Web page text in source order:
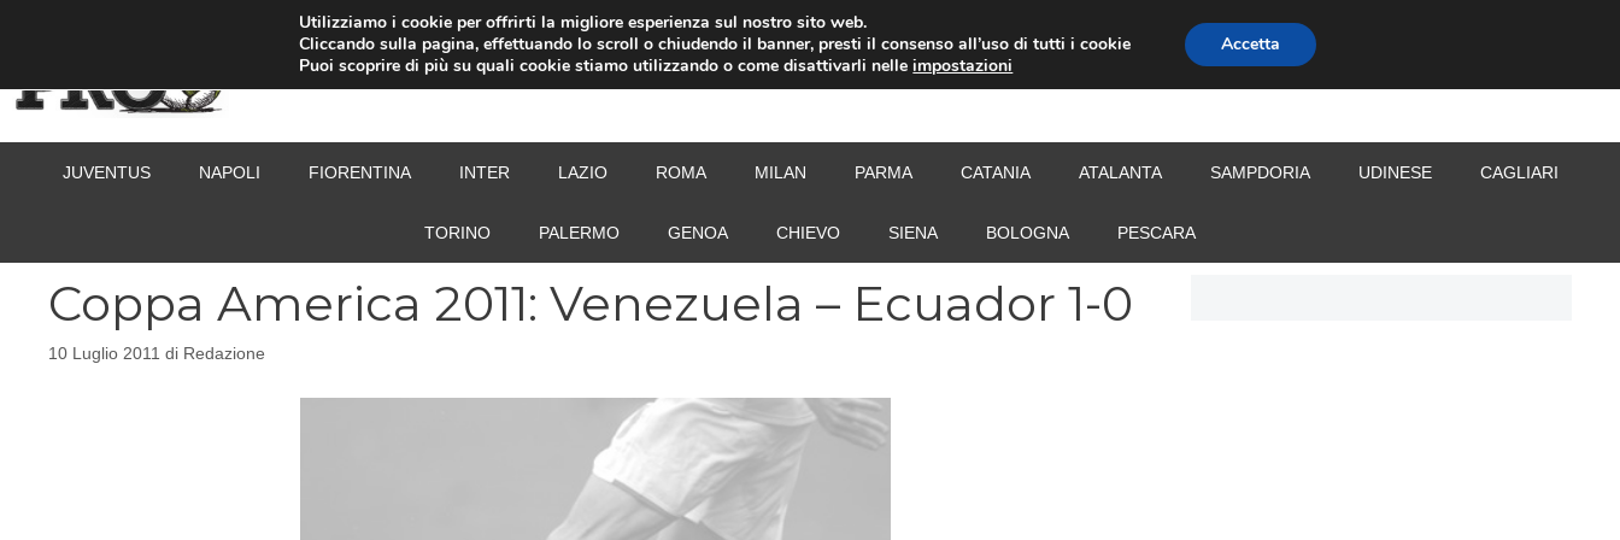
CALCIOMERCATO
JUVENTUS NAPOLI FIORENTINA INTER LAZIO ROMA MILAN PARMA CATANIA ATALANTA SAMPDORIA UDINESE CAGLIARI
TORINO PALERMO GENOA CHIEVO SIENA BOLOGNA PESCARA
Coppa America 2011: Venezuela – Ecuador 1-0
10 Luglio 2011 di Redazione
Utilizziamo i cookie per offrirti la migliore esperienza sul nostro sito web.
Cliccando sulla pagina, effettuando lo scroll o chiudendo il banner, presti il consenso all’uso di tutti i cookie
Puoi scoprire di più su quali cookie stiamo utilizzando o come disattivarli nelleimpostazioni
Accetta